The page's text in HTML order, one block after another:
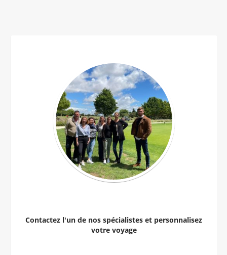
Contactez l'un de nos spécialistes et personnalisez
votre voyage